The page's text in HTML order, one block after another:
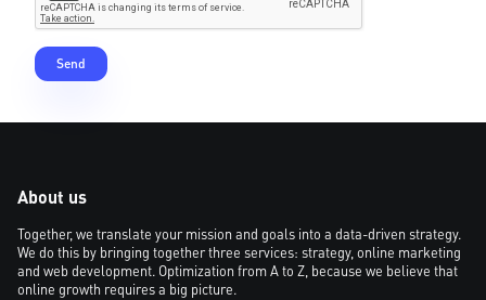
About us
Together, we translate your mission and goals into a data-driven strategy.
We do this by bringing together three services: strategy, online marketing
and web development. Optimization from A to Z, because we believe that
online growth requires a big picture.